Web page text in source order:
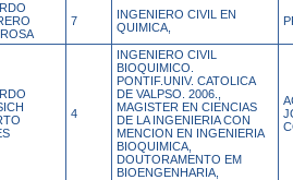
7
INGENIERO CIVIL EN
QUIMICA,
4
INGENIERO CIVIL
BIOQUIMICO.
PONTIF.UNIV. CATOLICA
DE VALPSO. 2006.,
MAGISTER EN CIENCIAS
DE LA INGENIERIA CON
MENCION EN INGENIERIA
BIOQUIMICA,
DOUTORAMENTO EM
BIOENGENHARIA,